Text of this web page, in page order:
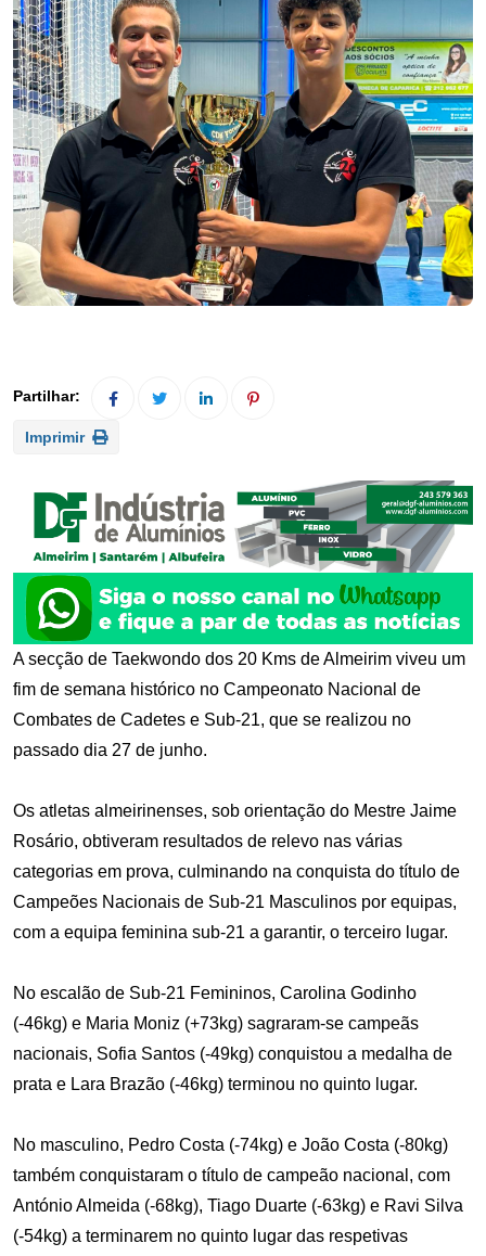
Imprimir
A secção de Taekwondo dos 20 Kms de Almeirim viveu um
fim de semana histórico no Campeonato Nacional de
Combates de Cadetes e Sub-21, que se realizou no
passado dia 27 de junho.
Os atletas almeirinenses, sob orientação do Mestre Jaime
Rosário, obtiveram resultados de relevo nas várias
categorias em prova, culminando na conquista do título de
Campeões Nacionais de Sub-21 Masculinos por equipas,
com a equipa feminina sub-21 a garantir, o terceiro lugar.
No escalão de Sub-21 Femininos, Carolina Godinho
(-46kg) e Maria Moniz (+73kg) sagraram-se campeãs
nacionais, Sofia Santos (-49kg) conquistou a medalha de
prata e Lara Brazão (-46kg) terminou no quinto lugar.
No masculino, Pedro Costa (-74kg) e João Costa (-80kg)
também conquistaram o título de campeão nacional, com
António Almeida (-68kg), Tiago Duarte (-63kg) e Ravi Silva
(-54kg) a terminarem no quinto lugar das respetivas